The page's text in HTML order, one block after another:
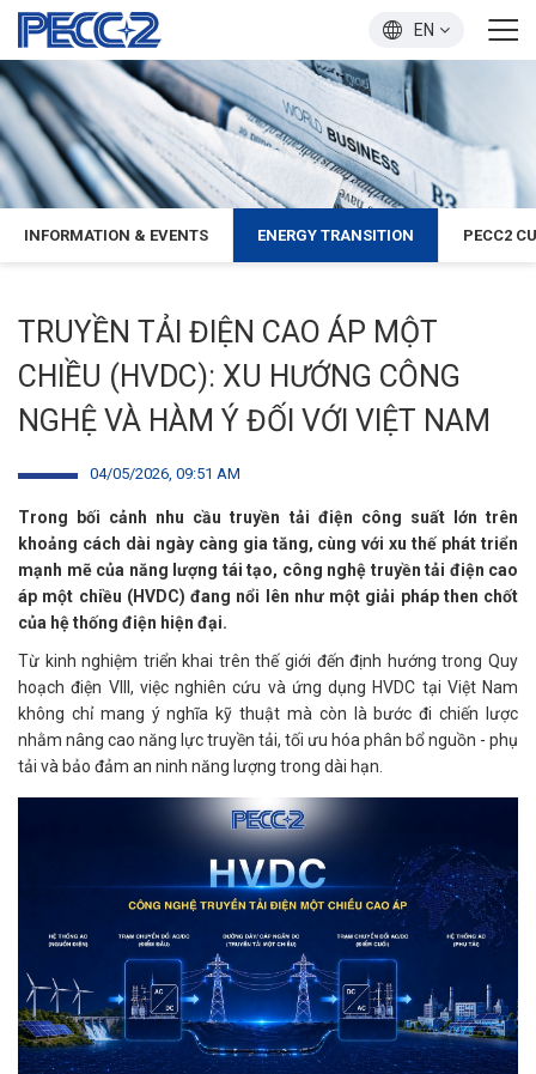
EN
INFORMATION & EVENTS ENERGY TRANSITION PECC2
TRUYỀN TẢI ĐIỆN CAO ÁP MỘT
CHIỀU (HVDC): XU HƯỚNG CÔNG
NGHỆ VÀ HÀM Ý ĐỐI VỚI VIỆT NAM
04/05/2026, 09:51 AM
Trong bối cảnh nhu cầu truyền tải điện công suất lớn trên
khoảng cách dài ngày càng gia tăng, cùng với xu thế phát triển
mạnh mẽ của năng lượng tái tạo, công nghệ truyền tải điện cao
áp một chiều (HVDC) đang nổi lên như một giải pháp then chốt
của hệ thống điện hiện đại.
Từ kinh nghiệm triển khai trên thế giới đến định hướng trong Quy
hoạch điện VIII, việc nghiên cứu và ứng dụng HVDC tại Việt Nam
không chỉ mang ý nghĩa kỹ thuật mà còn là bước đi chiến lược
nhằm nâng cao năng lực truyền tải, tối ưu hóa phân bổ nguồn - phụ
tải và bảo đảm an ninh năng lượng trong dài hạn.